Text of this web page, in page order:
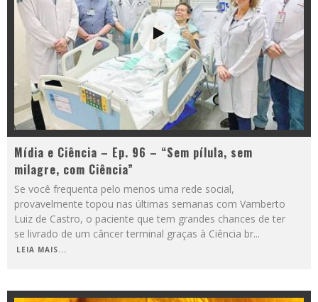
Mídia e Ciência – Ep. 96 – “Sem pílula, sem
milagre, com Ciência”
Se você frequenta pelo menos uma rede social,
provavelmente topou nas últimas semanas com Vamberto
Luiz de Castro, o paciente que tem grandes chances de ter
se livrado de um câncer terminal graças à Ciência br...
LEIA MAIS...